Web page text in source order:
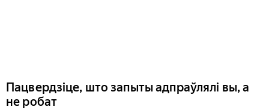
Пацвердзіце, што запыты адпраўлялі вы, а
не робат